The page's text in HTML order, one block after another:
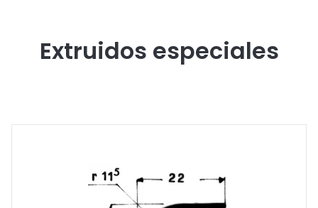
Extruidos especiales